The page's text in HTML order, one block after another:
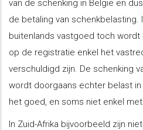
van de schenking in België en
de betaling van schenkbelasting.
buitenlands vastgoed toch wordt
op de registratie enkel het
verschuldigd zijn. De schenking
wordt doorgaans echter belast in
het goed, en soms niet enkel
In Zuid-Afrika bijvoorbeeld zijn